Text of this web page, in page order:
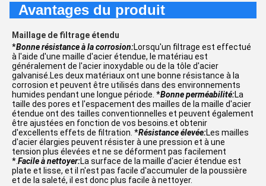
Avantages du produit
Maillage de filtrage étendu
*Bonne résistance à la corrosion:Lorsqu'un filtrage est effectué
à l'aide d'une maille d'acier étendue, le matériau est
généralement de l'acier inoxydable ou de la tôle d'acier
galvanisé.Les deux matériaux ont une bonne résistance à la
corrosion et peuvent être utilisés dans des environnements
humides pendant une longue période. *Bonne perméabilité:La
taille des pores et l'espacement des mailles de la maille d'acier
étendue ont des tailles conventionnelles et peuvent également
être ajustées en fonction de vos besoins.et obtenir
d'excellents effets de filtration. *Résistance élevée:Les mailles
d'acier élargies peuvent résister à une pression et à une
tension plus élevées et ne se déforment pas facilement
*.Facile à nettoyer:La surface de la maille d'acier étendue est
plate et lisse, et il n'est pas facile d'accumuler de la poussière
et de la saleté, il est donc plus facile à nettoyer.